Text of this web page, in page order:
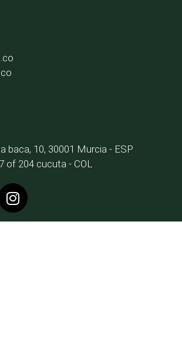
baca, 10, 30001 Murcia - ESP
of 204 cucuta - COL